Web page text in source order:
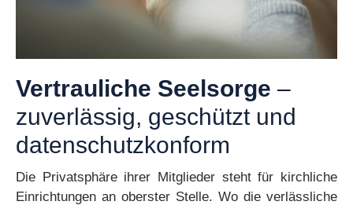
Vertrauliche Seelsorge –
zuverlässig, geschützt und
datenschutzkonform
Die Privatsphäre ihrer Mitglieder steht für kirchliche
Einrichtungen an oberster Stelle. Wo die verlässliche